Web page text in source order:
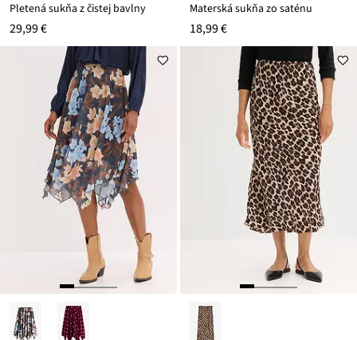
Pletená sukňa z čistej bavlny
29,99 €
Materská sukňa zo saténu
18,99 €